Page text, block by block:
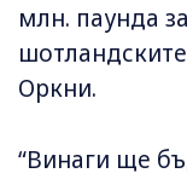
млн. паунда
Оркни.
“Винаги ще